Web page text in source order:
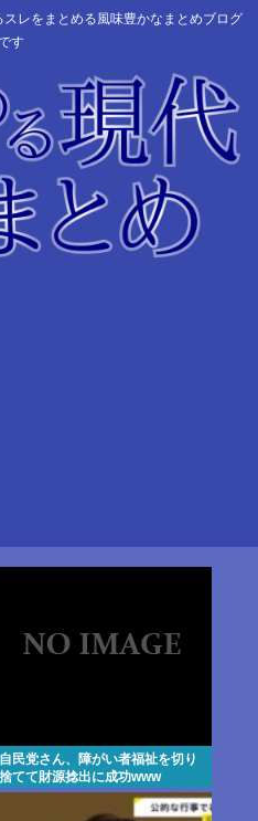
レをまとめる風味豊かなまとめブログ
す
自民党さん、障がい者福祉を切り
捨てて財源捻出に成功www